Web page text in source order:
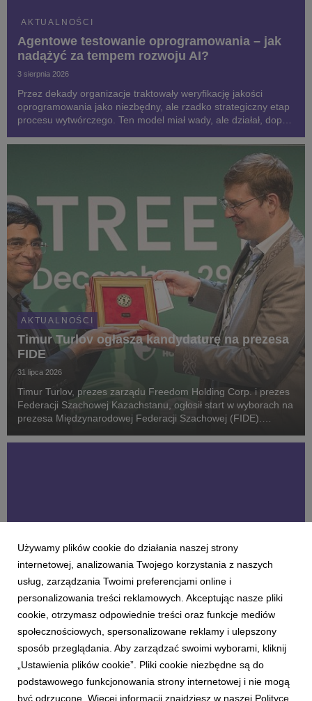
AKTUALNOŚCI
Agentowe testowanie oprogramowania – jak
nadążyć za tempem rozwoju AI?
3 sierpnia 2026
Przez dekady organizacje traktowały weryfikację jakości
oprogramowania jako niezbędny, ale rzadko strategiczny etap
procesu wytwórczego. Ten model miał wady, ale działał, dopóki
ludzi. Dzisiaj, dzięki AI, jest ono znac...
AKTUALNOŚCI
Timur Turlov ogłasza kandydaturę na prezesa
FIDE
31 lipca 2026
Timur Turlov, prezes zarządu Freedom Holding Corp. i prezes
Federacji Szachowej Kazachstanu, ogłosił start w wyborach na
prezesa Międzynarodowej Federacji Szachowej (FIDE).
Samarkandzie, podczas Zgromadzenia Ogólnego o...
AKTUALNOŚCI
Pragmatyzm wygrywa z huraoptymizmem.
Zwroty z inwestycji w AI w działach
finansowych
21 lipca 2026
Większość dyrektorów finansowych, z którymi rozmawiałem
Używamy plików cookie do działania naszej strony
internetowej, analizowania Twojego korzystania z naszych
usług, zarządzania Twoimi preferencjami online i
personalizowania treści reklamowych. Akceptując nasze pliki
cookie, otrzymasz odpowiednie treści oraz funkcje mediów
społecznościowych, spersonalizowane reklamy i ulepszony
sposób przeglądania. Aby zarządzać swoimi wyborami, kliknij
„Ustawienia plików cookie”. Pliki cookie niezbędne są do
podstawowego funkcjonowania strony internetowej i nie mogą
być odrzucone. Więcej informacji znajdziesz w naszej Polityce